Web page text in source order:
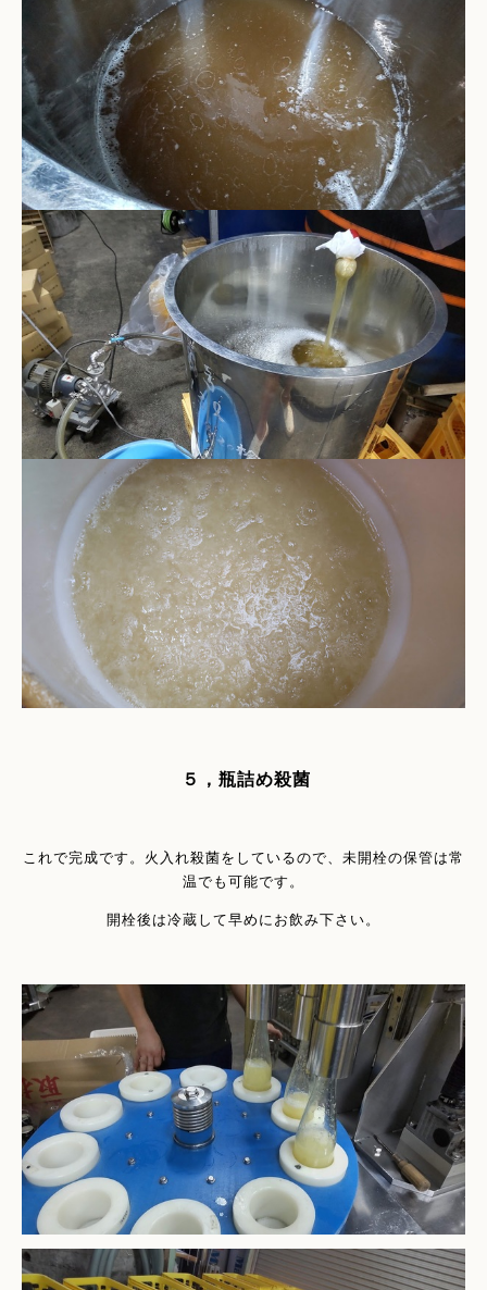
５，瓶詰め殺菌
これで完成です。火入れ殺菌をしているので、未開栓の保管は常
温でも可能です。
開栓後は冷蔵して早めにお飲み下さい。